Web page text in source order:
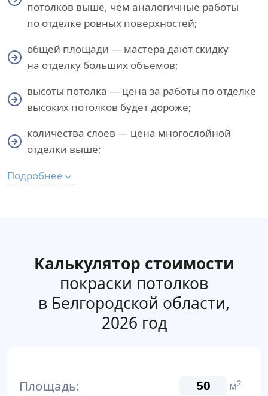
потолков выше, чем аналогичные работы
по отделке ровных поверхностей;
общей площади — мастера дают скидку
на отделку больших объемов;
высоты потолка — цена за работы по отделке
высоких потолков будет дороже;
количества слоев — цена многослойной
отделки выше;
Подробнее
Калькулятор стоимости
покраски потолков
в Белгородской области,
2026 год
Площадь: м2